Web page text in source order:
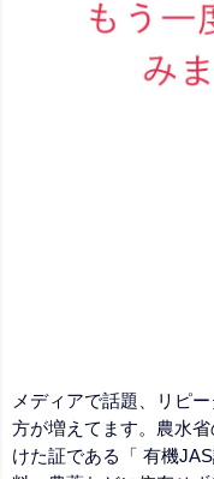
メディアで話題、リピ
方が増えてます。農水
けた証である「 有機